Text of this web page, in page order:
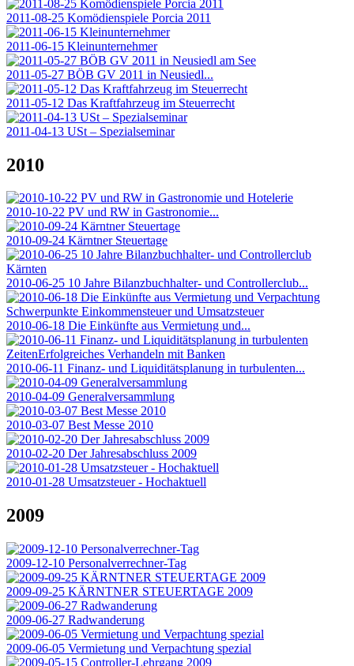
2011-08-25 Komödienspiele Porcia 2011
2011-06-15 Kleinunternehmer
2011-05-27 BÖB GV 2011 in Neusiedl...
2011-05-12 Das Kraftfahrzeug im Steuerrecht
2011-04-13 USt – Spezialseminar
2010
2010-10-22 PV und RW in Gastronomie...
2010-09-24 Kärntner Steuertage
2010-06-25 10 Jahre Bilanzbuchhalter- und Controllerclub...
2010-06-18 Die Einkünfte aus Vermietung und...
2010-06-11 Finanz- und Liquiditätsplanung in turbulenten...
2010-04-09 Generalversammlung
2010-03-07 Best Messe 2010
2010-02-20 Der Jahresabschluss 2009
2010-01-28 Umsatzsteuer - Hochaktuell
2009
2009-12-10 Personalverrechner-Tag
2009-09-25 KÄRNTNER STEUERTAGE 2009
2009-06-27 Radwanderung
2009-06-05 Vermietung und Verpachtung spezial